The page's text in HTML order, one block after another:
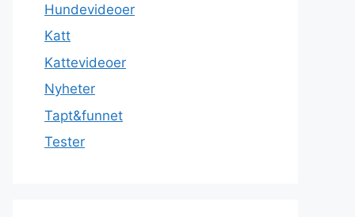
Hundevideoer
Katt
Kattevideoer
Nyheter
Tapt&funnet
Tester